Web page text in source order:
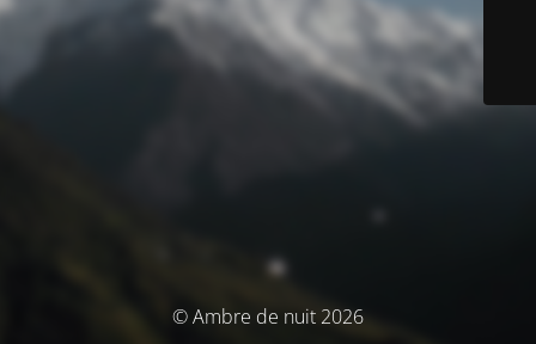
© Ambre de nuit 2026